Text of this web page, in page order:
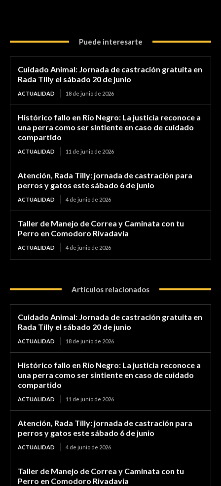
Puede interesarte
Cuidado Animal: Jornada de castración gratuita en
Rada Tilly el sábado 20 de junio
ACTUALIDAD 18 de junio de 2026
Histórico fallo en Río Negro: La justicia reconoce a
una perra como ser sintiente en caso de cuidado
compartido
ACTUALIDAD 11 de junio de 2026
Atención, Rada Tilly: jornada de castración para
perros y gatos este sábado 6 de junio
ACTUALIDAD 4 de junio de 2026
Taller de Manejo de Correa y Caminata con tu
Perro en Comodoro Rivadavia
ACTUALIDAD 4 de junio de 2026
Artículos relacionados
Cuidado Animal: Jornada de castración gratuita en
Rada Tilly el sábado 20 de junio
ACTUALIDAD 18 de junio de 2026
Histórico fallo en Río Negro: La justicia reconoce a
una perra como ser sintiente en caso de cuidado
compartido
ACTUALIDAD 11 de junio de 2026
Atención, Rada Tilly: jornada de castración para
perros y gatos este sábado 6 de junio
ACTUALIDAD 4 de junio de 2026
Taller de Manejo de Correa y Caminata con tu
Perro en Comodoro Rivadavia